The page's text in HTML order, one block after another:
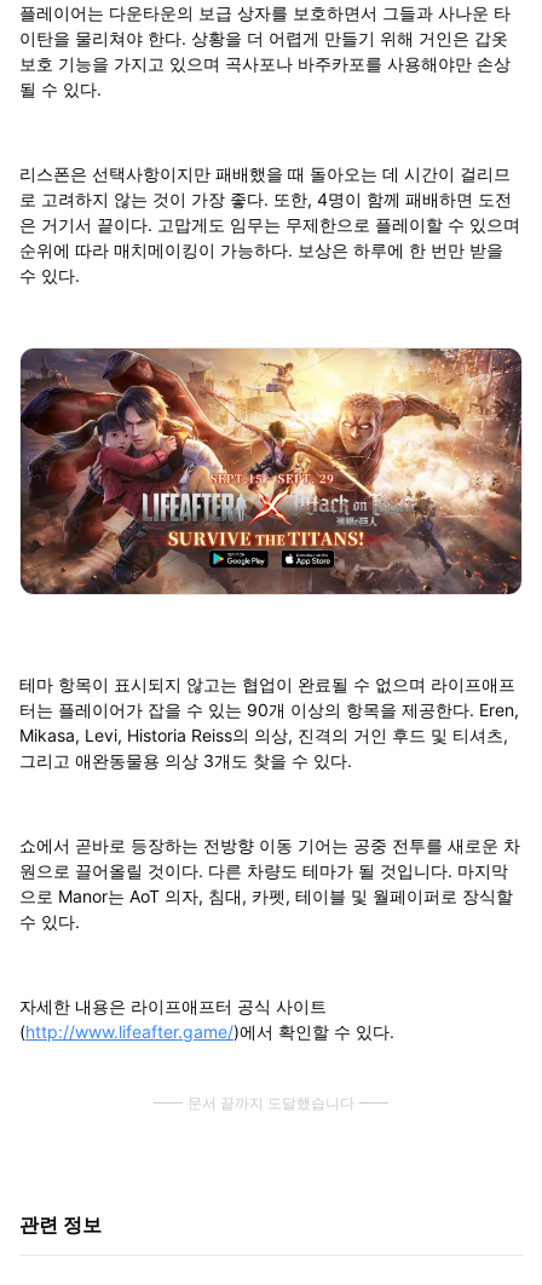
플레이어는 다운타운의 보급 상자를 보호하면서 그들과 사나운 타
이탄을 물리쳐야 한다. 상황을 더 어렵게 만들기 위해 거인은 갑옷
보호 기능을 가지고 있으며 곡사포나 바주카포를 사용해야만 손상
될 수 있다.
리스폰은 선택사항이지만 패배했을 때 돌아오는 데 시간이 걸리므
로 고려하지 않는 것이 가장 좋다. 또한, 4명이 함께 패배하면 도전
은 거기서 끝이다. 고맙게도 임무는 무제한으로 플레이할 수 있으며
순위에 따라 매치메이킹이 가능하다. 보상은 하루에 한 번만 받을
수 있다.
테마 항목이 표시되지 않고는 협업이 완료될 수 없으며 라이프애프
터는 플레이어가 잡을 수 있는 90개 이상의 항목을 제공한다. Eren,
Mikasa, Levi, Historia Reiss의 의상, 진격의 거인 후드 및 티셔츠,
그리고 애완동물용 의상 3개도 찾을 수 있다.
쇼에서 곧바로 등장하는 전방향 이동 기어는 공중 전투를 새로운 차
원으로 끌어올릴 것이다. 다른 차량도 테마가 될 것입니다. 마지막
으로 Manor는 AoT 의자, 침대, 카펫, 테이블 및 월페이퍼로 장식할
수 있다.
자세한 내용은 라이프애프터 공식 사이트
(http://www.lifeafter.game/)에서 확인할 수 있다.
문서 끝까지 도달했습니다
관련 정보